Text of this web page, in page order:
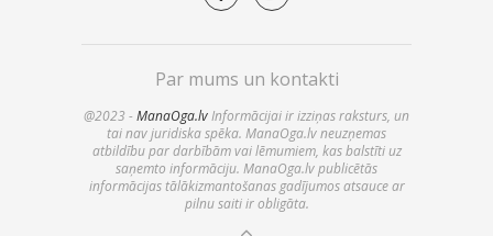
Par mums un kontakti
@2023 - ManaOga.lvInformācijai ir izziņas raksturs, un
tai nav juridiska spēka. ManaOga.lv neuzņemas
atbildību par darbībām vai lēmumiem, kas balstīti uz
saņemto informāciju. ManaOga.lv publicētās
informācijas tālākizmantošanas gadījumos atsauce ar
pilnu saiti ir obligāta.